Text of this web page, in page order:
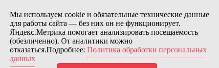
Контакты
Заказов сегодня / Всего
77
11115
Нас можно найти тут:
Мы используем cookie и обязательные технические данные
для работы сайта — без них он не функционирует.
Яндекс.Метрика помогает анализировать посещаемость
(обезличенно). От аналитики можно
отказаться.Подробнее: Политика обработки персональных
данных